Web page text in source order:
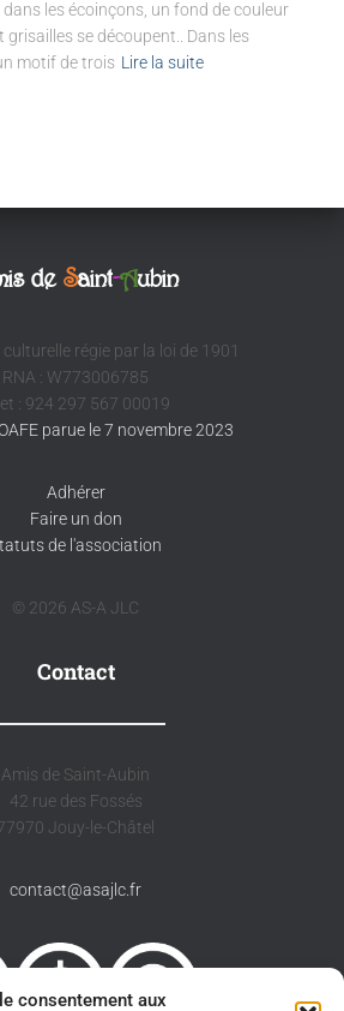
consentement aux
dans les écoinçons, un fond de couleur
grisailles se découpent.. Dans les
motif de trois Lire la suite
de Saint-Aubin
régie par la loi de 1901
RNA : W773006785
: 924 297 567 00019
parue le 7 novembre 2023
Adhérer
Faire un don
de l'association
© 2026 AS-A JLC
Contact
Amis de Saint-Aubin
42 rue des Fossés
Jouy-le-Châtel
contact@asajlc.fr